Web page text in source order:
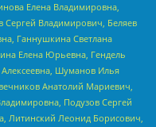
Елена Владимировна,
Сергей Владимирович, Беляев
Ганнушкина Светлана
Елена Юрьевна, Гендель
Шуманов Илья
Анатолий Мариевич,
Подузов Сергей
Литинский Леонид Борисович,